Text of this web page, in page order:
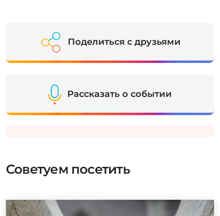
Поделиться с друзьями
Рассказать о событии
Советуем посетить